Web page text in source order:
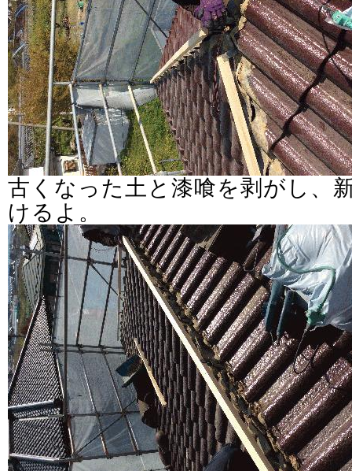
古くなった土と漆喰を剥がし、
けるよ。